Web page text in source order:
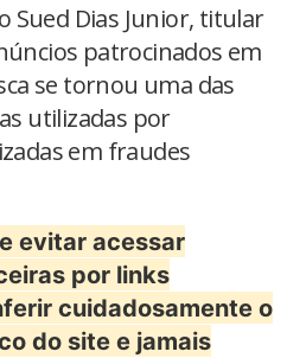
Sued Dias Junior, titular
patrocinados em
se tornou uma das
utilizadas por
em fraudes
evitar acessar
por links
cuidadosamente o
do site e jamais